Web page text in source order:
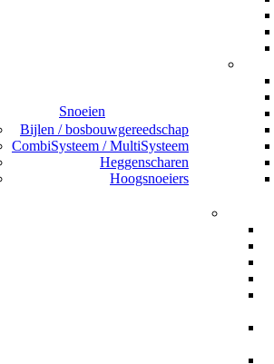
Snoeien
Bijlen / bosbouwgereedschap
CombiSysteem / MultiSysteem
Heggenscharen
Hoogsnoeiers